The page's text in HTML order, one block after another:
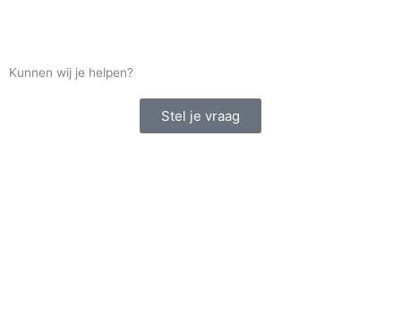
Kunnen wij je helpen?
Stel je vraag